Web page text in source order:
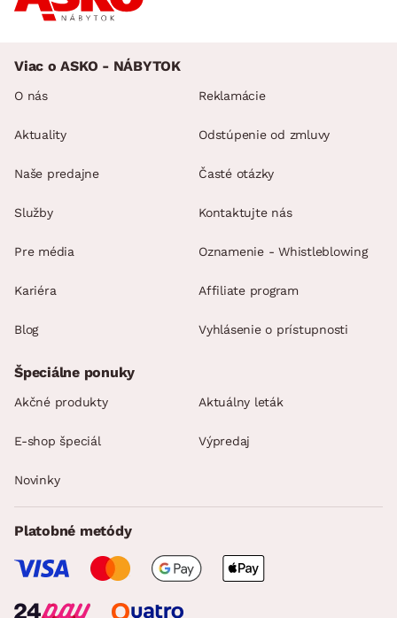
Viac o ASKO - NÁBYTOK
O nás
Aktuality
Naše predajne
Služby
Pre média
Kariéra
Blog
Reklamácie
Odstúpenie od zmluvy
Časté otázky
Kontaktujte nás
Oznamenie - Whistleblowing
Affiliate program
Vyhlásenie o prístupnosti
Špeciálne ponuky
Akčné produkty Aktuálny leták
E-shop špeciál Výpredaj
Novinky
Platobné metódy